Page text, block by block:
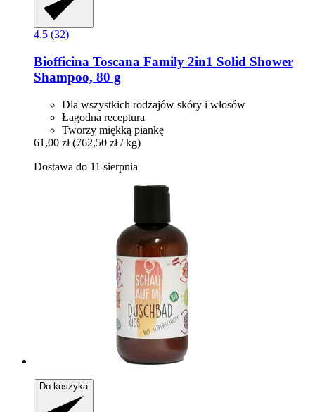
4.5 (32)
Biofficina Toscana Family 2in1 Solid Shower
Shampoo, 80 g
Dla wszystkich rodzajów skóry i włosów
Łagodna receptura
Tworzy miękką piankę
61,00 zł (762,50 zł / kg)
Dostawa do 11 sierpnia
Do koszyka